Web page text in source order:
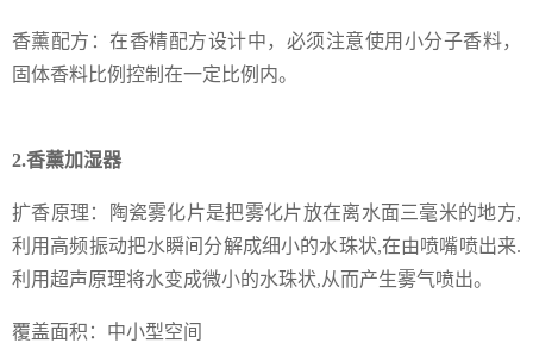
香薰配方：在香精配方设计中，必须注意使用小分子香料，
固体香料比例控制在一定比例内。
2.香薰加湿器
扩香原理：陶瓷雾化片是把雾化片放在离水面三毫米的地方,
利用高频振动把水瞬间分解成细小的水珠状,在由喷嘴喷出来.
利用超声原理将水变成微小的水珠状,从而产生雾气喷出。
覆盖面积：中小型空间